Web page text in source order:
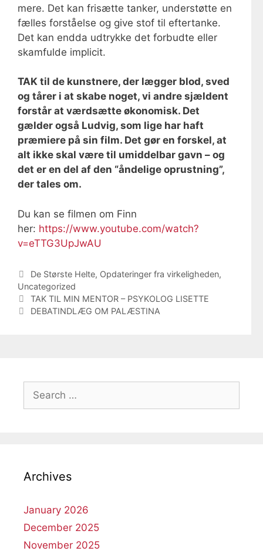
mere. Det kan frisætte tanker, understøtte en
fælles forståelse og give stof til eftertanke.
Det kan endda udtrykke det forbudte eller
skamfulde implicit.
TAK til de kunstnere, der lægger blod, sved
og tårer i at skabe noget, vi andre sjældent
forstår at værdsætte økonomisk. Det
gælder også Ludvig, som lige har haft
præmiere på sin film. Det gør en forskel, at
alt ikke skal være til umiddelbar gavn – og
det er en del af den “åndelige oprustning”,
der tales om.
Du kan se filmen om Finn
her: https://www.youtube.com/watch?
v=eTTG3UpJwAU
Categories
De Største Helte, Opdateringer fra virkeligheden,
Uncategorized
TAK TIL MIN MENTOR – PSYKOLOG LISETTE
DEBATINDLÆG OM PALÆSTINA
for:
Archives
January 2026
December 2025
November 2025